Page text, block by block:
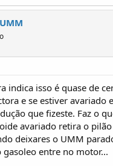
indica isso é quase de
e se estiver avariado
que fizeste. Faz o
avariado retira o
deixares o UMM
entre no motor...